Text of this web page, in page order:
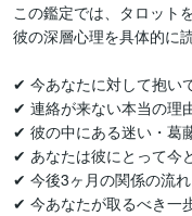
この鑑定では、タロット
彼の深層心理を具体的に
✔ 今あなたに対して抱い
✔ 連絡が来ない本当の理
✔ 彼の中にある迷い・葛
✔ あなたは彼にとって今
✔ 今後3ヶ月の関係の流れ
✔ 今あなたが取るべき一